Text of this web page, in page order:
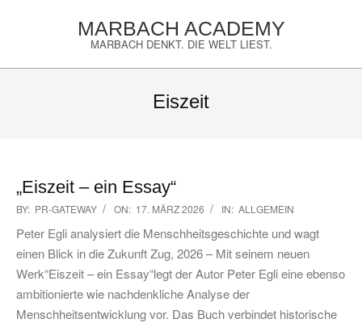
MARBACH ACADEMY
MARBACH DENKT. DIE WELT LIEST.
Eiszeit
„Eiszeit – ein Essay“
2026-
03-
17
BY: PR-GATEWAY ON: 17. MÄRZ 2026 IN: ALLGEMEIN
Peter Egli analysiert die Menschheitsgeschichte und wagt
einen Blick in die Zukunft Zug, 2026 – Mit seinem neuen
Werk“Eiszeit – ein Essay“legt der Autor Peter Egli eine ebenso
ambitionierte wie nachdenkliche Analyse der
Menschheitsentwicklung vor. Das Buch verbindet historische